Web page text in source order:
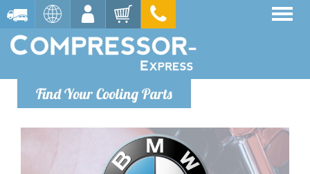
Find Your Cooling Parts